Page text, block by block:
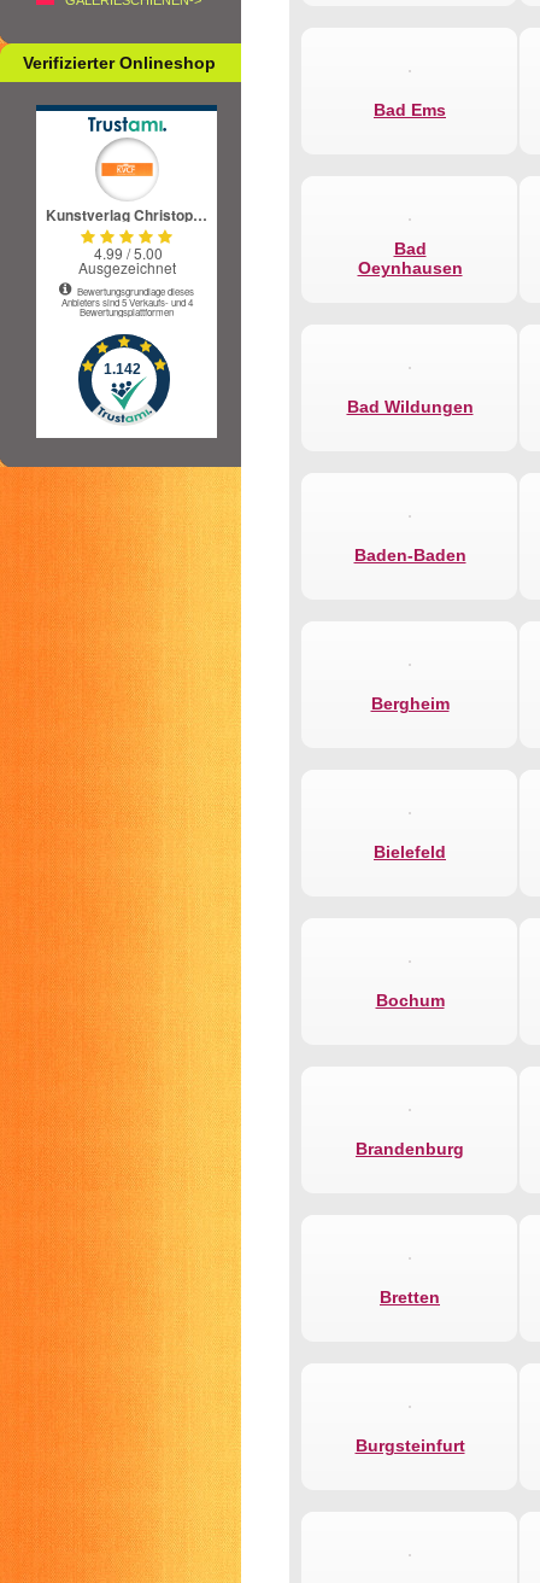
Verifizierter Onlineshop
Bad Ems
Bad
Oeynhausen
Bad Wildungen
Baden-Baden
Bergheim
Bielefeld
Bochum
Brandenburg
Bretten
Burgsteinfurt